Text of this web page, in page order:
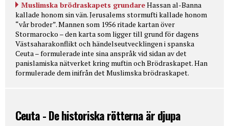
Muslimska brödraskapets grundareHassan al-Banna
kallade honom sin vän. Jerusalems stormufti kallade honom
“vår broder”. Mannen som 1956 ritade kartan över
Stormarocko – den karta som ligger till grund för dagens
Västsaharakonflikt och händelseutvecklingen i spanska
Ceuta – formulerade inte sina anspråk vid sidan av det
panislamiska nätverket kring muftin och Brödraskapet. Han
formulerade dem inifrån det Muslimska brödraskapet.
Ceuta - De historiska rötterna är djupa